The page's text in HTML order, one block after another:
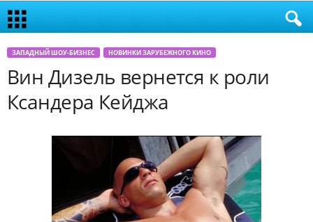
ЗАПАДНЫЙ ШОУ-БИЗНЕС НОВИНКИ ЗАРУБЕЖНОГО КИНО
Вин Дизель вернется к роли
Ксандера Кейджа